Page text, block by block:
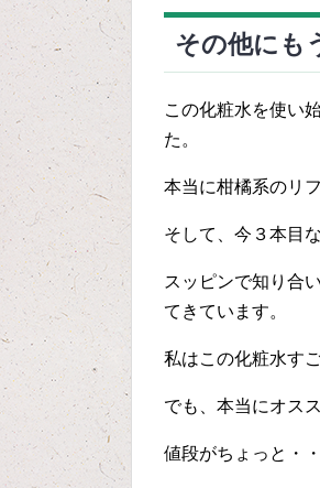
その他にも
この化粧水を使い
た。
本当に柑橘系のリ
そして、今３本目
スッピンで知り合
てきています。
私はこの化粧水す
でも、本当にオス
値段がちょっと・